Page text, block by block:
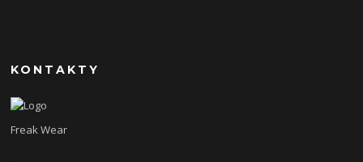
KONTAKTY
Freak Wear